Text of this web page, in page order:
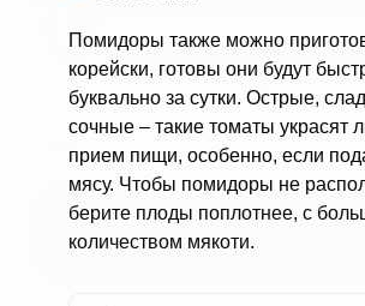
Помидоры также можно
корейски, готовы они будут
буквально за сутки. Острые,
сочные – такие томаты украсят
прием пищи, особенно, если
мясу. Чтобы помидоры не
берите плоды поплотнее, с
количеством мякоти.